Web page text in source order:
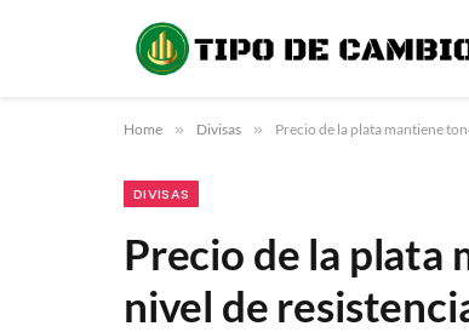
Home » Divisas » Precio de la plata mantiene
DIVISAS
Precio de la plata
nivel de